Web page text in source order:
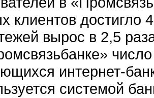
клиентов
вырос в 2,5
интернет-
системой